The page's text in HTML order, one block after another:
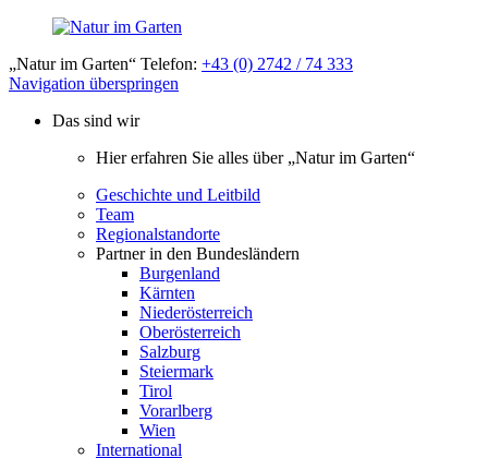
„Natur im Garten“ Telefon: +43 (0) 2742 / 74 333
Navigation überspringen
Das sind wir
Hier erfahren Sie alles über „Natur im Garten“
Geschichte und Leitbild
Team
Regionalstandorte
Partner in den Bundesländern
Burgenland
Kärnten
Niederösterreich
Oberösterreich
Salzburg
Steiermark
Tirol
Vorarlberg
Wien
International